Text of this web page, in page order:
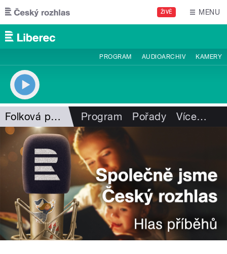
Přejít k hlavnímu obsahu
ŽIVĚ MENU
PROGRAM AUDIOARCHIV KAMERY
Folková pohlazení Program Pořady Více…